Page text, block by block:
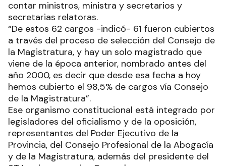
contar ministros, ministra y secretarios y
secretarias relatoras.
“De estos 62 cargos -indicó- 61 fueron cubiertos
a través del proceso de selección del Consejo de
la Magistratura, y hay un solo magistrado que
viene de la época anterior, nombrado antes del
año 2000, es decir que desde esa fecha a hoy
hemos cubierto el 98,5% de cargos vía Consejo
de la Magistratura”.
Ese organismo constitucional está integrado por
legisladores del oficialismo y de la oposición,
representantes del Poder Ejecutivo de la
Provincia, del Consejo Profesional de la Abogacía
y de la Magistratura, además del presidente del